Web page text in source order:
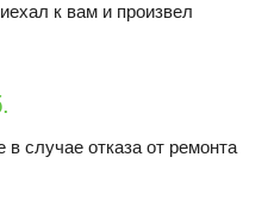
к вам и произвел
в случае отказа от ремонта